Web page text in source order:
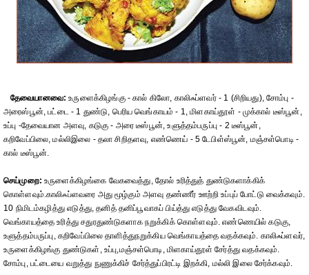
தேவையானவை: உருளைக்கிழங்கு - கால் கிலோ, காலிஃப்ளவர் - 1 (சிறியது), சோம்பு -
அரைஸ்பூன், பட்டை - 1 துண்டு, பெரிய வெங்காயம் - 1, மிளகாய்தூள் - முக்கால் டீஸ்பூன்,
உப்பு -தேவையான அளவு, கடுகு - அரை டீஸ்பூன், உளுத்தம்பருப்பு - 2 டீஸ்பூன்,
கறிவேப்பிலை, மல்லிஇலை - தலா சிறிதளவு, எண்ணெய் - 5 டேபிள்ஸ்பூன், மஞ்சள்பொடி -
கால் டீஸ்பூன்.
செய்முறை: உருளைக்கிழங்கை வேகவைத்து, தோல் உரித்துத் துண்டுகளாக்கிக்
கொள்ளவும்.காலிஃப்ளவரை அது மூழ்கும் அளவு தண்ணீர் ஊற்றி உப்புப் போட்டு வைக்கவும்.
10 நிமிடம்கழித்து எடுத்து, தனித் தனிப்பூவாகப் பிய்த்து எடுத்து வேகவிடவும்.
வெங்காயத்தை உரித்து சதுரதுண்டுகளாக நறுக்கிக் கொள்ளவும். எண்ணெயில் கடுகு,
உளுத்தம்பருப்பு, கறிவேப்பிலை தாளித்துநறுக்கிய வெங்காயத்தை வதக்கவும். காலிஃப்ளவர்,
உருளைக்கிழங்கு துண்டுகள், உப்பு,மஞ்சள்பொடி, மிளகாய்தூள் சேர்த்து வதக்கவும்.
சோம்பு, பட்டையை வறுத்து நுணுக்கிச் சேர்த்துப்பிரட்டி இறக்கி, மல்லி இலை சேர்க்கவும்.